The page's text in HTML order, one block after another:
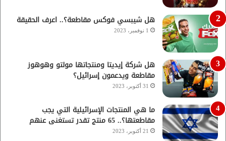
هل شيبسي فوكس مقاطعة؟.. اعرف الحقيقة
1 نوفمبر، 2023
هل شركة إيديتا ومنتجاتها مولتو وهوهوز
مقاطعة ويدعمون إسرائيل؟
31 أكتوبر، 2023
ما هي المنتجات الإسرائيلية التي يجب
مقاطعتها؟.. 65 منتج تقدر تستغنى عنهم
21 أكتوبر، 2023